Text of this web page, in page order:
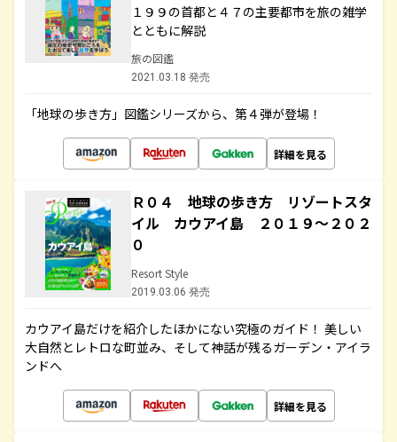
１９９の首都と４７の主要都市を旅の雑学
とともに解説
旅の図鑑
2021.03.18 発売
「地球の歩き方」図鑑シリーズから、第４弾が登場！
詳細を見る
Ｒ０４ 地球の歩き方 リゾートスタ
イル カウアイ島 ２０１９～２０２
０
Resort Style
2019.03.06 発売
カウアイ島だけを紹介したほかにない究極のガイド！ 美しい
大自然とレトロな町並み、そして神話が残るガーデン・アイラ
ンドへ
詳細を見る